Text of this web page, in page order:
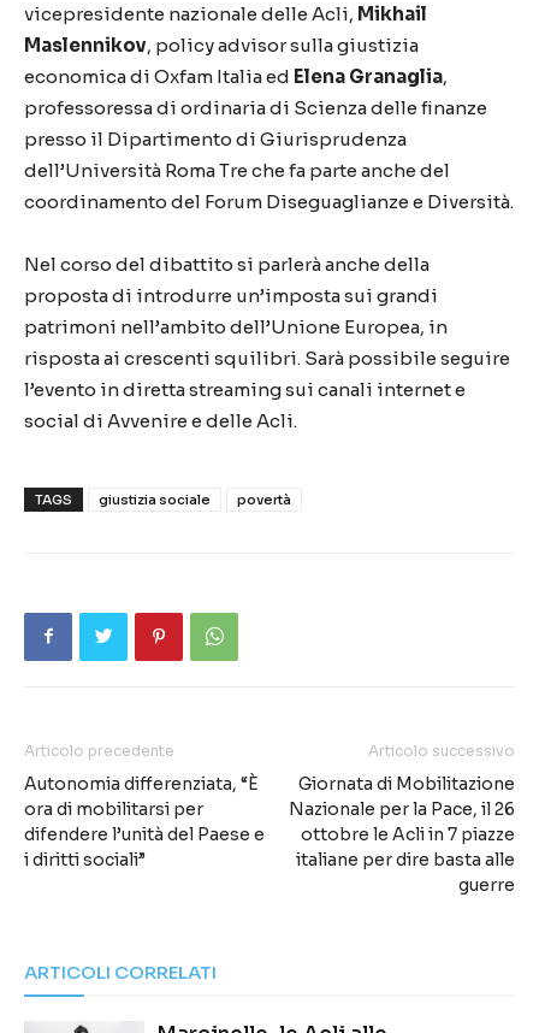
vicepresidente nazionale delle Acli, Mikhail
Maslennikov, policy advisor sulla giustizia
economica di Oxfam Italia ed Elena Granaglia,
professoressa di ordinaria di Scienza delle finanze
presso il Dipartimento di Giurisprudenza
dell’Università Roma Tre che fa parte anche del
coordinamento del Forum Diseguaglianze e Diversità.
Nel corso del dibattito si parlerà anche della
proposta di introdurre un’imposta sui grandi
patrimoni nell’ambito dell’Unione Europea, in
risposta ai crescenti squilibri. Sarà possibile seguire
l’evento in diretta streaming sui canali internet e
social di Avvenire e delle Acli.
TAGS giustizia sociale povertà
Articolo precedente
Autonomia differenziata, “È
ora di mobilitarsi per
difendere l’unità del Paese e
i diritti sociali”
Articolo successivo
Giornata di Mobilitazione
Nazionale per la Pace, il 26
ottobre le Acli in 7 piazze
italiane per dire basta alle
guerre
ARTICOLI CORRELATI